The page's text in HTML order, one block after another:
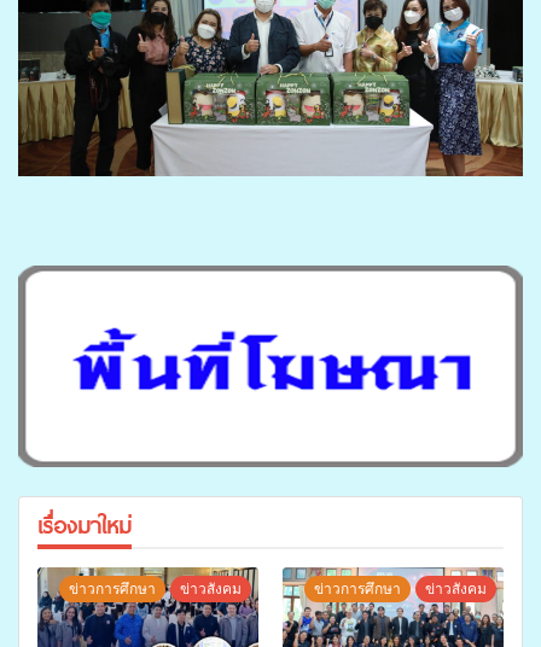
เรื่องมาใหม่
ข่าวการศึกษา ข่าวสังคม ข่าวการศึกษา ข่าวสังคม